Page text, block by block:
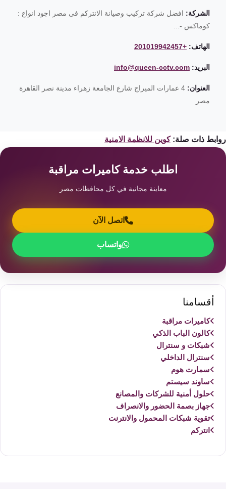
الشركة:افضل شركة تركيب وصيانة الانتركم فى مصر اجود انواع :
كوماكس -...
الهاتف: +201019942457
البريد: info@queen-cctv.com
العنوان:
4 عمارات الميراج شارع الجامعة زهراء مدينة نصر القاهرة
مصر
ذات صلة: كوين للانظمة الامنية
اطلب خدمة كاميرات مراقبة
معاينة مجانية في كل محافظات مصر
اتصل الآن
واتساب
أقسامنا
كاميرات مراقبة
كالون الباب الذكي
شبكات و سنترال
سنترال الداخلي
سمارت هوم
ساوند سيستم
حلول أمنية للشركات والمصانع
جهاز بصمة الحضور والانصراف
تقوية شبكات المحمول والانترنت
انتركم